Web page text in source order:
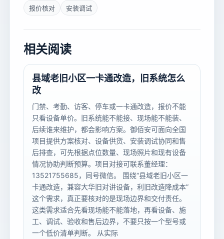
报价核对
安装调试
相关阅读
县域老旧小区一卡通改造，旧系统怎么
改
门禁、考勤、访客、停车或一卡通改造，报价不能
只看设备单价。旧系统能不能接、现场能不能装、
后续谁来维护，都会影响方案。御佰安可面向全国
项目提供方案核对、设备供货、安装调试协同和售
后排查，可先根据点位数量、现场照片和现有设备
情况协助判断预算。项目对接可联系董经理：
13521755685，同号微信。 围绕“县域老旧小区一
卡通改造，兼容大华旧对讲设备，利旧改造降成本”
这个需求，真正要核对的是现场边界和交付责任。
这类需求适合先看现场能不能落地，再看设备、施
工、调试、验收和售后边界，不要只按一个型号或
一个低价清单判断。 从实际